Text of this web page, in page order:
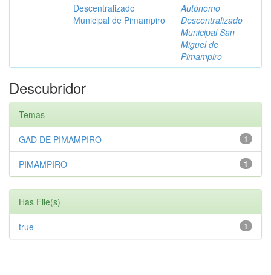
Descentralizado
Municipal de Pimampiro
Autónomo
Descentralizado
Municipal San
Miguel de
Pimampiro
Descubridor
Temas
1
GAD DE PIMAMPIRO
1
PIMAMPIRO
Has File(s)
1
true